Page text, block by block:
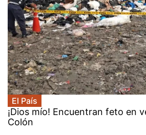
El País
¡Dios mío! Encuentran feto en
Colón